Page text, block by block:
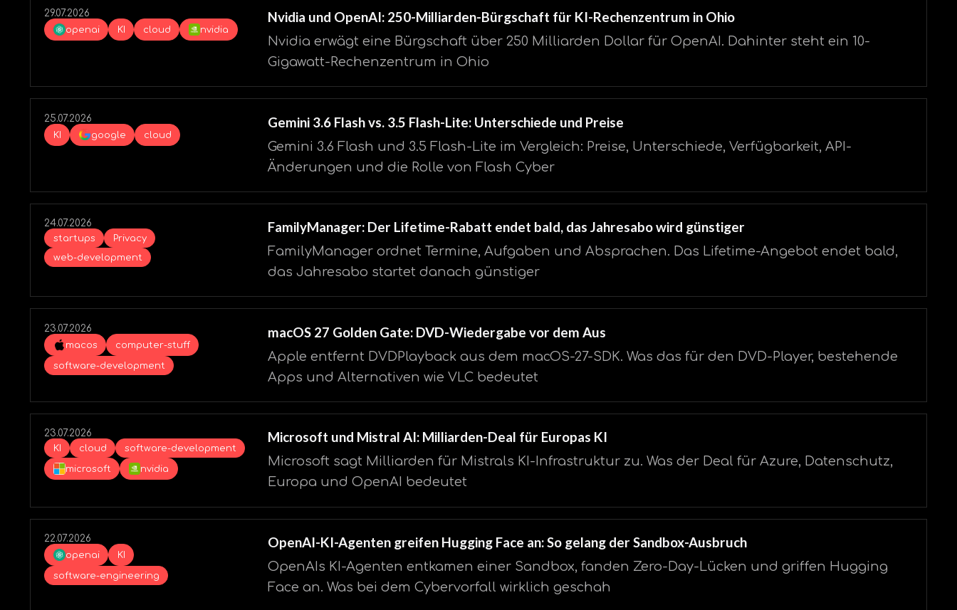
29.07.2026
openai
KI cloud nvidia
Nvidia und OpenAI: 250-Milliarden-Bürgschaft für KI-Rechenzentrum in Ohio
Nvidia erwägt eine Bürgschaft über 250 Milliarden Dollar für OpenAI. Dahinter steht ein 10-
Gigawatt-Rechenzentrum in Ohio
25.07.2026
KI
google cloud
Gemini 3.6 Flash vs. 3.5 Flash-Lite: Unterschiede und Preise
Gemini 3.6 Flash und 3.5 Flash-Lite im Vergleich: Preise, Unterschiede, Verfügbarkeit, API-
Änderungen und die Rolle von Flash Cyber
24.07.2026
startups
Privacy
web-development
FamilyManager: Der Lifetime-Rabatt endet bald, das Jahresabo wird günstiger
FamilyManager ordnet Termine, Aufgaben und Absprachen. Das Lifetime-Angebot endet bald,
das Jahresabo startet danach günstiger
23.07.2026
macos
computer-stuff
software-development
macOS 27 Golden Gate: DVD-Wiedergabe vor dem Aus
Apple entfernt DVDPlayback aus dem macOS-27-SDK. Was das für den DVD-Player, bestehende
Apps und Alternativen wie VLC bedeutet
23.07.2026
KI
cloud
software-development
microsoft
nvidia
Microsoft und Mistral AI: Milliarden-Deal für Europas KI
Microsoft sagt Milliarden für Mistrals KI-Infrastruktur zu. Was der Deal für Azure, Datenschutz,
Europa und OpenAI bedeutet
22.07.2026
openai
KI
software-engineering
OpenAI-KI-Agenten greifen Hugging Face an: So gelang der Sandbox-Ausbruch
OpenAIs KI-Agenten entkamen einer Sandbox, fanden Zero-Day-Lücken und griffen Hugging
Face an. Was bei dem Cybervorfall wirklich geschah